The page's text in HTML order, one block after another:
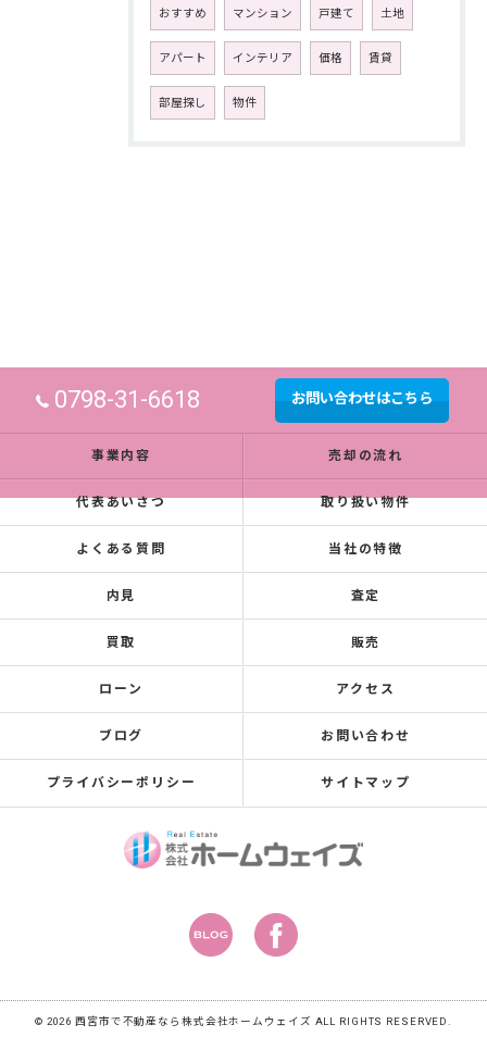
おすすめ マンション 戸建て 土地
アパート インテリア 価格 賃貸
部屋探し 物件
0798-31-6618 お問い合わせはこちら
事業内容 売却の流れ
代表あいさつ 取り扱い物件
よくある質問 当社の特徴
内見 査定
買取 販売
ローン アクセス
ブログ お問い合わせ
プライバシーポリシー サイトマップ
© 2026 西宮市で不動産なら株式会社ホームウェイズ ALL RIGHTS RESERVED.